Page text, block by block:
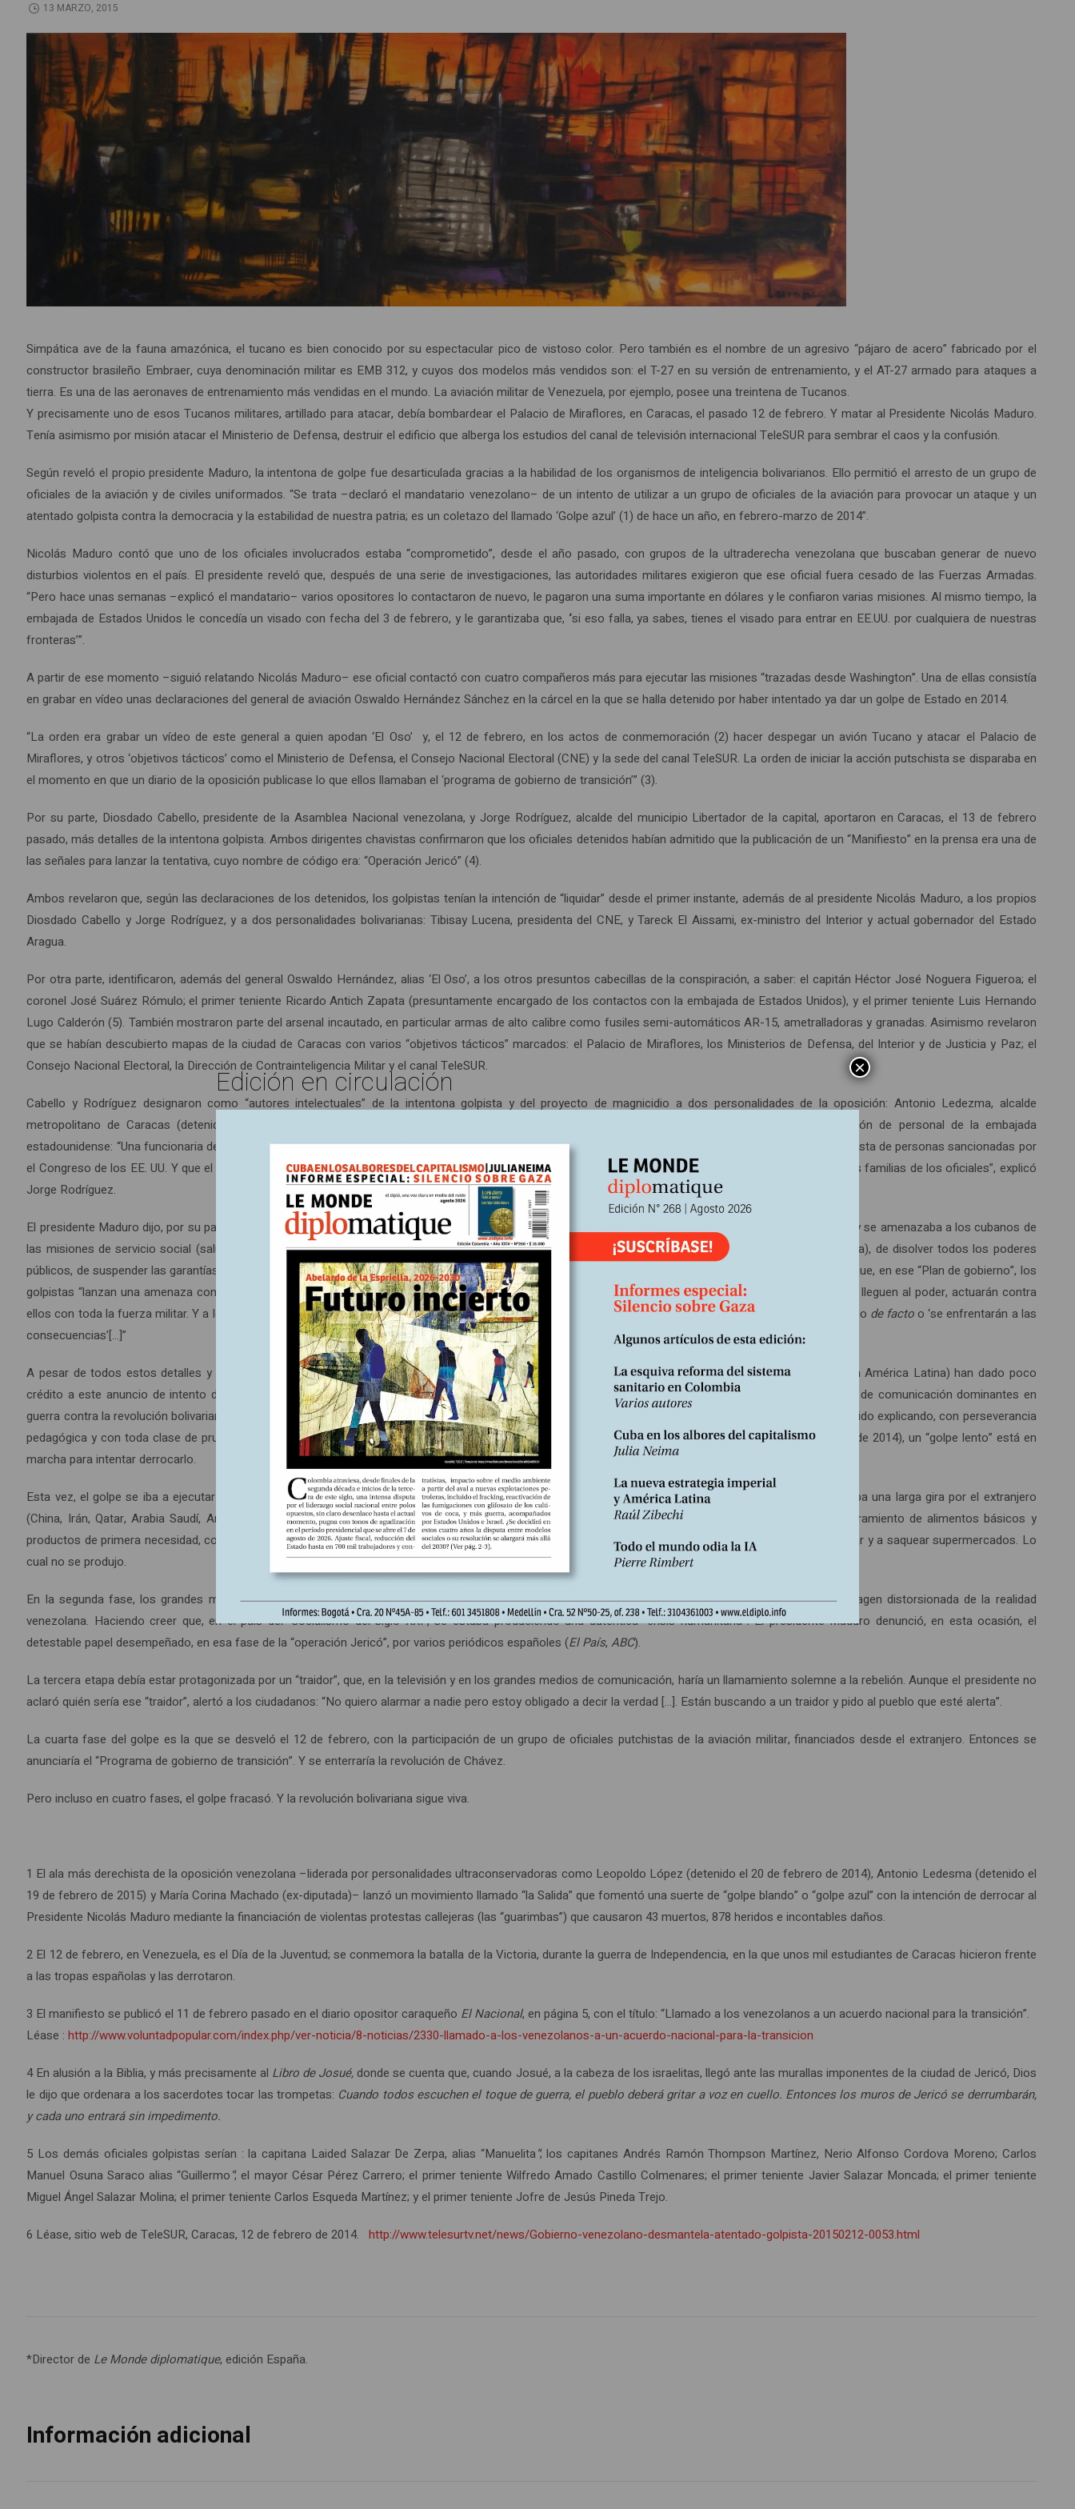
13 MARZO, 2015
Simpática ave de la fauna amazónica, el tucano es bien conocido por su espectacular pico de vistoso color. Pero también es el nombre de un agresivo “pájaro de acero” fabricado por el
constructor brasileño Embraer, cuya denominación militar es EMB 312, y cuyos dos modelos más vendidos son: el T-27 en su versión de entrenamiento, y el AT-27 armado para ataques a
tierra. Es una de las aeronaves de entrenamiento más vendidas en el mundo. La aviación militar de Venezuela, por ejemplo, posee una treintena de Tucanos.
Y precisamente uno de esos Tucanos militares, artillado para atacar, debía bombardear el Palacio de Miraflores, en Caracas, el pasado 12 de febrero. Y matar al Presidente Nicolás Maduro.
Tenía asimismo por misión atacar el Ministerio de Defensa, destruir el edificio que alberga los estudios del canal de televisión internacional TeleSUR para sembrar el caos y la confusión.
Según reveló el propio presidente Maduro, la intentona de golpe fue desarticulada gracias a la habilidad de los organismos de inteligencia bolivarianos. Ello permitió el arresto de un grupo de
oficiales de la aviación y de civiles uniformados. “Se trata –declaró el mandatario venezolano– de un intento de utilizar a un grupo de oficiales de la aviación para provocar un ataque y un
atentado golpista contra la democracia y la estabilidad de nuestra patria; es un coletazo del llamado ‘Golpe azul’ (1) de hace un año, en febrero-marzo de 2014”.
Nicolás Maduro contó que uno de los oficiales involucrados estaba “comprometido”, desde el año pasado, con grupos de la ultraderecha venezolana que buscaban generar de nuevo
disturbios violentos en el país. El presidente reveló que, después de una serie de investigaciones, las autoridades militares exigieron que ese oficial fuera cesado de las Fuerzas Armadas.
“Pero hace unas semanas –explicó el mandatario– varios opositores lo contactaron de nuevo, le pagaron una suma importante en dólares y le confiaron varias misiones. Al mismo tiempo, la
embajada de Estados Unidos le concedía un visado con fecha del 3 de febrero, y le garantizaba que, ‘si eso falla, ya sabes, tienes el visado para entrar en EE.UU. por cualquiera de nuestras
fronteras’”.
A partir de ese momento –siguió relatando Nicolás Maduro– ese oficial contactó con cuatro compañeros más para ejecutar las misiones “trazadas desde Washington”. Una de ellas consistía
en grabar en vídeo unas declaraciones del general de aviación Oswaldo Hernández Sánchez en la cárcel en la que se halla detenido por haber intentado ya dar un golpe de Estado en 2014.
“La orden era grabar un vídeo de este general a quien apodan ‘El Oso’ y, el 12 de febrero, en los actos de conmemoración (2) hacer despegar un avión Tucano y atacar el Palacio de
Miraflores, y otros ‘objetivos tácticos’ como el Ministerio de Defensa, el Consejo Nacional Electoral (CNE) y la sede del canal TeleSUR. La orden de iniciar la acción putschista se disparaba en
el momento en que un diario de la oposición publicase lo que ellos llamaban el ‘programa de gobierno de transición’” (3).
Por su parte, Diosdado Cabello, presidente de la Asamblea Nacional venezolana, y Jorge Rodríguez, alcalde del municipio Libertador de la capital, aportaron en Caracas, el 13 de febrero
pasado, más detalles de la intentona golpista. Ambos dirigentes chavistas confirmaron que los oficiales detenidos habían admitido que la publicación de un “Manifiesto” en la prensa era una de
las señales para lanzar la tentativa, cuyo nombre de código era: “Operación Jericó” (4).
Ambos revelaron que, según las declaraciones de los detenidos, los golpistas tenían la intención de “liquidar” desde el primer instante, además de al presidente Nicolás Maduro, a los propios
Diosdado Cabello y Jorge Rodríguez, y a dos personalidades bolivarianas: Tibisay Lucena, presidenta del CNE, y Tareck El Aissami, ex-ministro del Interior y actual gobernador del Estado
Aragua.
Por otra parte, identificaron, además del general Oswaldo Hernández, alias ‘El Oso’, a los otros presuntos cabecillas de la conspiración, a saber: el capitán Héctor José Noguera Figueroa; el
coronel José Suárez Rómulo; el primer teniente Ricardo Antich Zapata (presuntamente encargado de los contactos con la embajada de Estados Unidos), y el primer teniente Luis Hernando
Lugo Calderón (5). También mostraron parte del arsenal incautado, en particular armas de alto calibre como fusiles semi-automáticos AR-15, ametralladoras y granadas. Asimismo revelaron
que se habían descubierto mapas de la ciudad de Caracas con varios “objetivos tácticos” marcados: el Palacio de Miraflores, los Ministerios de Defensa, del Interior y de Justicia y Paz; el
Consejo Nacional Electoral, la Dirección de Contrainteligencia Militar y el canal TeleSUR.
Cabello y Rodríguez designaron como “autores intelectuales” de la intentona golpista y del proyecto de magnicidio a dos personalidades de la oposición: Antonio Ledezma, alcalde
metropolitano de Caracas (detenido el pasado 19 de febrero), y Julio Borges, diputado opositor. También afirmaron tener pruebas de la participación de personal de la embajada
estadounidense: “Una funcionaria de la embajada llamaba a las esposas de los generales venezolanos y les decía que el nombre de su esposo estaba en la lista de personas sancionadas por
el Congreso de los EE. UU. Y que el visado de toda su familia para ingresar en territorio estadounidense había sido invalidado. Buscando crear zozobra en las familias de los oficiales”, explicó
Jorge Rodríguez.
El presidente Maduro dijo, por su parte, tener en su posesión el “plan de gobierno” redactado por los golpistas, en el que se eliminaban los poderes públicos y se amenazaba a los cubanos de
las misiones de servicio social (salud, educación, deporte). “También hablan –dijo Maduro– de privatizar Pdvsa (Petróleos de Venezuela Sociedad Anónima), de disolver todos los poderes
públicos, de suspender las garantías democráticas, de liberalizar el sistema de cambio y de regalar los dólares otra vez a la oligarquía”. El Presidente añadió que, en ese “Plan de gobierno”, los
golpistas “lanzan una amenaza contra lo que ellos llaman ‘los colectivos’ –que nosotros sabemos que es el pueblo venezolano–, anunciando que, cuando lleguen al poder, actuarán contra
ellos con toda la fuerza militar. Y a los cubanos de las misiones en Venezuela, les dan veinticuatro horas para presentarse ante las oficinas del nuevo gobierno de factoo ‘se enfrentarán a las
consecuencias’[…]”
A pesar de todos estos detalles y pruebas aportados por las máximas autoridades venezolanas, los medios de comunicación internacionales (incluso en América Latina) han dado poco
crédito a este anuncio de intento de golpe de Estado. Esta ‘incredulidad’ forma parte –desde hace quince años– de la estrategia de los grandes medios de comunicación dominantes en
guerra contra la revolución bolivariana, para desacreditar a las autoridades bolivarianas. Indiferente a esa hostil actitud, el presidente Nicolás Maduro ha seguido explicando, con perseverancia
pedagógica y con toda clase de pruebas, cómo, desde el fallecimiento de Hugo Chávez (hace exactamente dos años), y desde su elección (el 14 de abril de 2014), un “golpe lento” está en
marcha para intentar derrocarlo.
Esta vez, el golpe se iba a ejecutar en cuatro fases (6). La primera comenzó a principios del mes de enero de 2015, cuando el presidente Maduro realizaba una larga gira por el extranjero
(China, Irán, Qatar, Arabia Saudí, Argelia y Rusia). Esta fase se realizó con el apoyo de sectores del empresariado que impulsaron campañas de acaparamiento de alimentos básicos y
productos de primera necesidad, con el fin de crear escasez y malestar, preparando las condiciones para que los ciudadanos salieran a las calles a protestar y a saquear supermercados. Lo
cual no se produjo.
En la segunda fase, los grandes medios de comunicación internacionales intensificaron la difusión de reportajes, noticias y artículos que daban una imagen distorsionada de la realidad
venezolana. Haciendo creer que, en el país del “socialismo del siglo XXI”, se estaba produciendo una auténtica “crisis humanitaria”.El presidente Maduro denunció, en esta ocasión, el
detestable papel desempeñado, en esa fase de la “operación Jericó”, por varios periódicos españoles (El País,ABC).
La tercera etapa debía estar protagonizada por un “traidor”, que, en la televisión y en los grandes medios de comunicación, haría un llamamiento solemne a la rebelión. Aunque el presidente no
aclaró quién sería ese “traidor”, alertó a los ciudadanos: “No quiero alarmar a nadie pero estoy obligado a decir la verdad […]. Están buscando a un traidor y pido al pueblo que esté alerta”.
La cuarta fase del golpe es la que se desveló el 12 de febrero, con la participación de un grupo de oficiales putchistas de la aviación militar, financiados desde el extranjero. Entonces se
anunciaría el “Programa de gobierno de transición”. Y se enterraría la revolución de Chávez.
Pero incluso en cuatro fases, el golpe fracasó. Y la revolución bolivariana sigue viva.
1 El ala más derechista de la oposición venezolana –liderada por personalidades ultraconservadoras como Leopoldo López (detenido el 20 de febrero de 2014), Antonio Ledesma (detenido el
19 de febrero de 2015) y María Corina Machado (ex-diputada)– lanzó un movimiento llamado “la Salida” que fomentó una suerte de “golpe blando” o “golpe azul” con la intención de derrocar al
Presidente Nicolás Maduro mediante la financiación de violentas protestas callejeras (las “guarimbas”) que causaron 43 muertos, 878 heridos e incontables daños.
2 El 12 de febrero, en Venezuela, es el Día de la Juventud; se conmemora la batalla de la Victoria, durante la guerra de Independencia, en la que unos mil estudiantes de Caracas hicieron frente
a las tropas españolas y las derrotaron.
3 El manifiesto se publicó el 11 de febrero pasado en el diario opositor caraqueño El Nacional, en página 5, con el título: “Llamado a los venezolanos a un acuerdo nacional para la transición”.
Léase :http://www.voluntadpopular.com/index.php/ver-noticia/8-noticias/2330-llamado-a-los-venezolanos-a-un-acuerdo-nacional-para-la-transicion
4 En alusión a la Biblia, y más precisamente al Libro de Josué,donde se cuenta que, cuando Josué, a la cabeza de los israelitas, llegó ante las murallas imponentes de la ciudad de Jericó, Dios
le dijo que ordenara a los sacerdotes tocar las trompetas: Cuando todos escuchen el toque de guerra, el pueblo deberá gritar a voz en cuello. Entonces los muros de Jericó se derrumbarán,
y cada uno entrará sin impedimento.
5 Los demás oficiales golpistas serían : la capitana Laided Salazar De Zerpa, alias “Manuelita”; los capitanes Andrés Ramón Thompson Martínez, Nerio Alfonso Cordova Moreno; Carlos
Manuel Osuna Saraco alias “Guillermo”; el mayor César Pérez Carrero; el primer teniente Wilfredo Amado Castillo Colmenares; el primer teniente Javier Salazar Moncada; el primer teniente
Miguel Ángel Salazar Molina; el primer teniente Carlos Esqueda Martínez; y el primer teniente Jofre de Jesús Pineda Trejo.
6 Léase, sitio web de TeleSUR, Caracas, 12 de febrero de 2014.http://www.telesurtv.net/news/Gobierno-venezolano-desmantela-atentado-golpista-20150212-0053.html
*Director de Le Monde diplomatique, edición España.
Información adicional
Edición en circulación ×